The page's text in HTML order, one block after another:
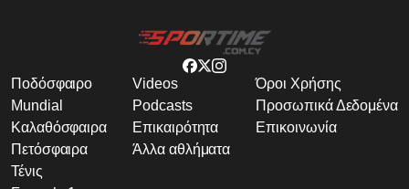
Ποδόσφαιρο
Mundial
Καλαθόσφαιρα
Πετόσφαιρα
Τένις
Videos
Podcasts
Επικαιρότητα
Άλλα αθλήματα
Όροι Χρήσης
Προσωπικά Δεδομένα
Επικοινωνία